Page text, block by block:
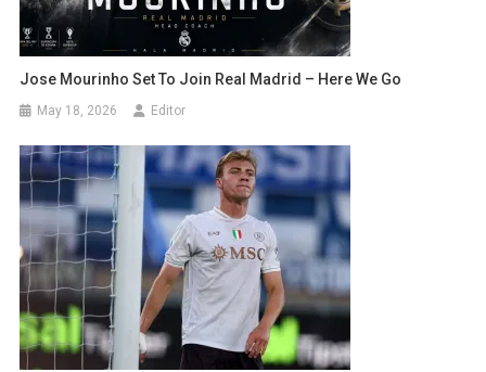
Jose Mourinho Set To Join Real Madrid – Here We Go
May 18, 2026 Editor